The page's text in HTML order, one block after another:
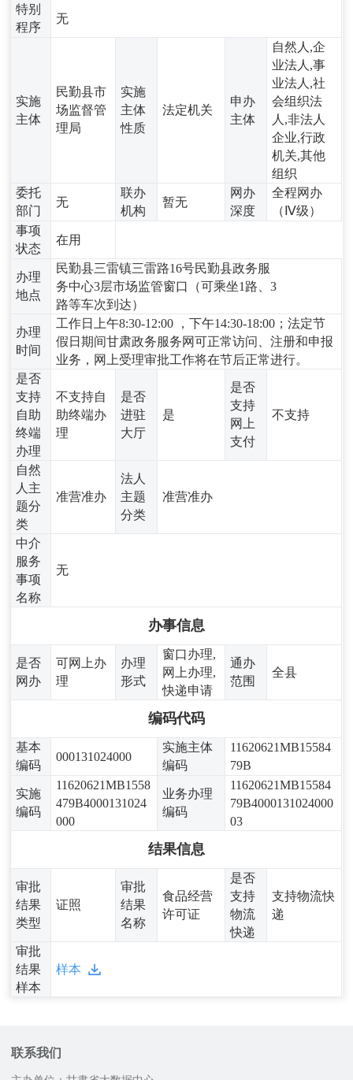
特别
程序
无
实施
主体
民勤县市
场监督管
理局
实施
主体
性质
法定机关
申办
主体
自然人,企
业法人,事
业法人,社
会组织法
人,非法人
企业,行政
机关,其他
组织
委托
部门
无
联办
机构
暂无
网办
深度
全程网办
（Ⅳ级）
事项
状态
在用
办理
地点
民勤县三雷镇三雷路16号民勤县政务服
务中心3层市场监管窗口（可乘坐1路、3
路等车次到达）
办理
时间
工作日上午8:30-12:00 ，下午14:30-18:00；法定节
假日期间甘肃政务服务网可正常访问、注册和申报
业务，网上受理审批工作将在节后正常进行。
是否
支持
自助
终端
办理
不支持自
助终端办
理
是否
进驻
大厅
是
是否
支持
网上
支付
不支持
自然
人主
题分
类
准营准办
法人
主题
分类
准营准办
中介
服务
事项
名称
无
办事信息
是否
网办
可网上办
理
办理
形式
窗口办理,
网上办理,
快递申请
通办
范围
全县
编码代码
基本
编码
000131024000
实施主体
编码
11620621MB15584
79B
实施
编码
11620621MB1558
479B4000131024
000
业务办理
编码
11620621MB15584
79B4000131024000
03
结果信息
审批
结果
类型
证照
审批
结果
名称
食品经营
许可证
是否
支持
物流
快递
支持物流快
递
审批
结果
样本
样本
联系我们